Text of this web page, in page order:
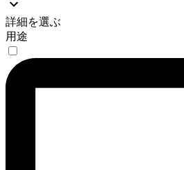
詳細を選ぶ
用途